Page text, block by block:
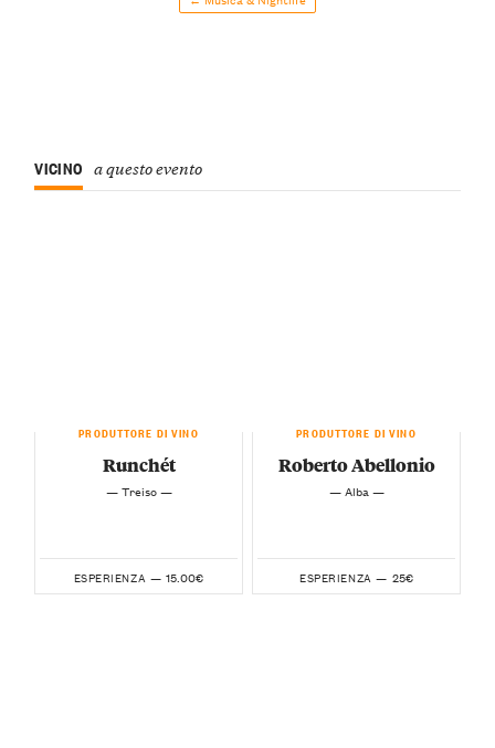
VICINO a questo evento
PRODUTTORE DI VINO
Runchét
— Treiso —
ESPERIENZA — 15.00€
PRODUTTORE DI VINO
Roberto Abellonio
— Alba —
ESPERIENZA — 25€